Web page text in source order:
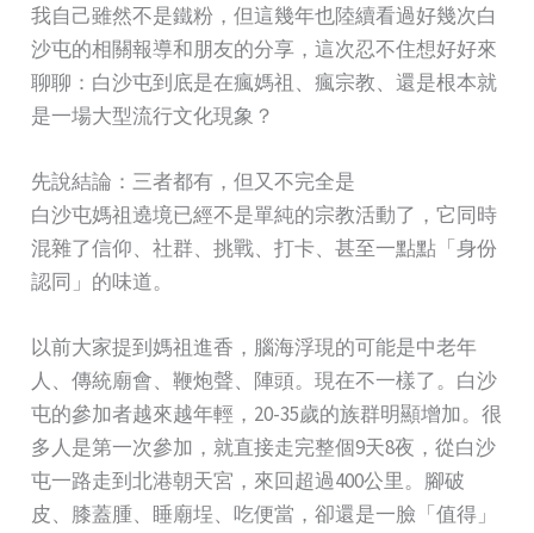
我自己雖然不是鐵粉，但這幾年也陸續看過好幾次白
沙屯的相關報導和朋友的分享，這次忍不住想好好來
聊聊：白沙屯到底是在瘋媽祖、瘋宗教、還是根本就
是一場大型流行文化現象？
先說結論：三者都有，但又不完全是
白沙屯媽祖遶境已經不是單純的宗教活動了，它同時
混雜了信仰、社群、挑戰、打卡、甚至一點點「身份
認同」的味道。
以前大家提到媽祖進香，腦海浮現的可能是中老年
人、傳統廟會、鞭炮聲、陣頭。現在不一樣了。白沙
屯的參加者越來越年輕，20-35歲的族群明顯增加。很
多人是第一次參加，就直接走完整個9天8夜，從白沙
屯一路走到北港朝天宮，來回超過400公里。腳破
皮、膝蓋腫、睡廟埕、吃便當，卻還是一臉「值得」